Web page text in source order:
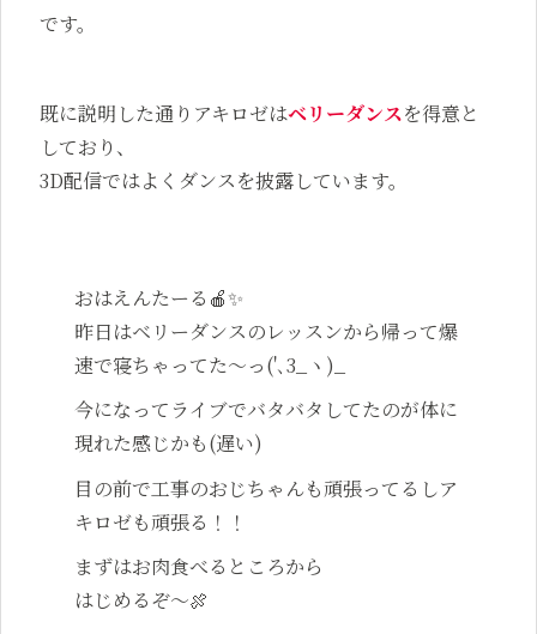
です。
既に説明した通りアキロゼはベリーダンスを得意と
しており、
3D配信ではよくダンスを披露しています。
おはえんたーる🍎✨
昨日はベリーダンスのレッスンから帰って爆
速で寝ちゃってた〜っ('､3_ヽ)_
今になってライブでバタバタしてたのが体に
現れた感じかも(遅い)
目の前で工事のおじちゃんも頑張ってるしア
キロゼも頑張る！！
まずはお肉食べるところから
はじめるぞ〜🍖